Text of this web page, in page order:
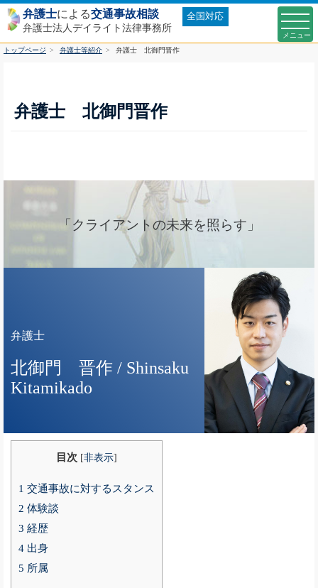
弁護士による交通事故相談
弁護士法人デイライト法律事務所
全国対応
トップページ 弁護士等紹介 弁護士 北御門晋作
弁護士 北御門晋作
「クライアントの未来を照らす」
弁護士
北御門 晋作 / Shinsaku
Kitamikado
目次 [非表示]
1 交通事故に対するスタンス
2 体験談
3 経歴
4 出身
5 所属